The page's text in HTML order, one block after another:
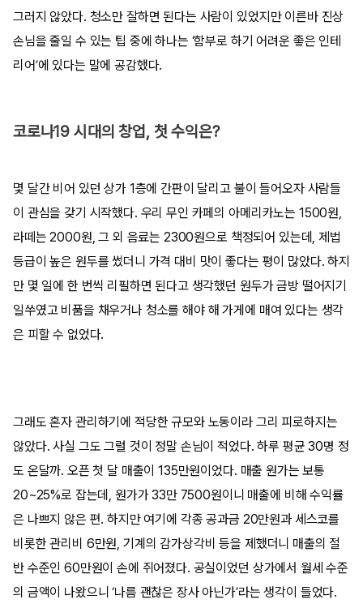
그러지 않았다. 청소만 잘하면 된다는 사람이 있었지만 이른바 진상
손님을 줄일 수 있는 팁 중에 하나는 ‘함부로 하기 어려운 좋은 인테
리어’에 있다는 말에 공감했다.
코로나19 시대의 창업, 첫 수익은?
몇 달간 비어 있던 상가 1층에 간판이 달리고 불이 들어오자 사람들
이 관심을 갖기 시작했다. 우리 무인 카페의 아메리카노는 1500원,
라떼는 2000원, 그 외 음료는 2300원으로 책정되어 있는데, 제법
등급이 높은 원두를 썼더니 가격 대비 맛이 좋다는 평이 많았다. 하지
만 몇 일에 한 번씩 리필하면 된다고 생각했던 원두가 금방 떨어지기
일쑤였고 비품을 채우거나 청소를 해야 해 가게에 매여 있다는 생각
은 피할 수 없었다.
그래도 혼자 관리하기에 적당한 규모와 노동이라 그리 피로하지는
않았다. 사실 그도 그럴 것이 정말 손님이 적었다. 하루 평균 30명 정
도 온달까. 오픈 첫 달 매출이 135만원이었다. 매출 원가는 보통
20~25%로 잡는데, 원가가 33만 7500원이니 매출에 비해 수익률
은 나쁘지 않은 편. 하지만 여기에 각종 공과금 20만원과 세스코를
비롯한 관리비 6만원, 기계의 감가상각비 등을 제했더니 매출의 절
반 수준인 60만원이 손에 쥐어졌다. 공실이었던 상가에서 월세 수준
의 금액이 나왔으니 ‘나름 괜찮은 장사 아닌가’라는 생각이 들었다.